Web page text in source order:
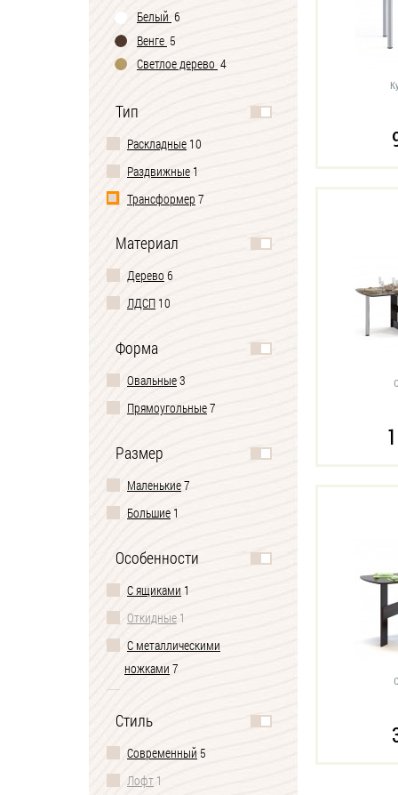
Белый 6
Венге 5
Светлое дерево 4
Тип
Раскладные 10
Раздвижные 1
Трансформер 7
Материал
Дерево 6
ЛДСП 10
Форма
Овальные3
Прямоугольные7
Размер
Маленькие7
Большие 1
Особенности
С ящиками 1
Откидные 1
С металлическими
ножками 7
Стиль
Современный 5
Лофт 1